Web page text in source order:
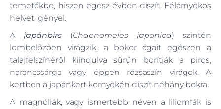
temetőkbe, hiszen egész évben díszít. Félárnyékos
helyet igényel.
A japánbirs (Chaenomeles japonica) szintén
lombelőzően virágzik, a bokor ágait egészen a
talajfelszínéről kiindulva sűrűn borítják a piros,
narancssárga vagy éppen rózsaszín virágok. A
kertben a japánkert környékén díszít néhány bokra.
A magnóliák, vagy ismertebb néven a liliomfák is